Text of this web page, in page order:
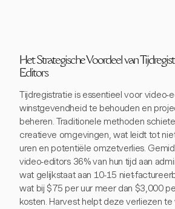
Het Strategische Voordeel van
Editors
Tijdregistratie is essentieel voor video-
winstgevendheid te behouden en
beheren. Traditionele methoden
creatieve omgevingen, wat leidt tot
uren en potentiële omzetverlies.
video-editors 36% van hun tijd aan
wat gelijkstaat aan 10-15 niet-
wat bij $75 per uur meer dan $3,000
kosten. Harvest helpt deze verliezen